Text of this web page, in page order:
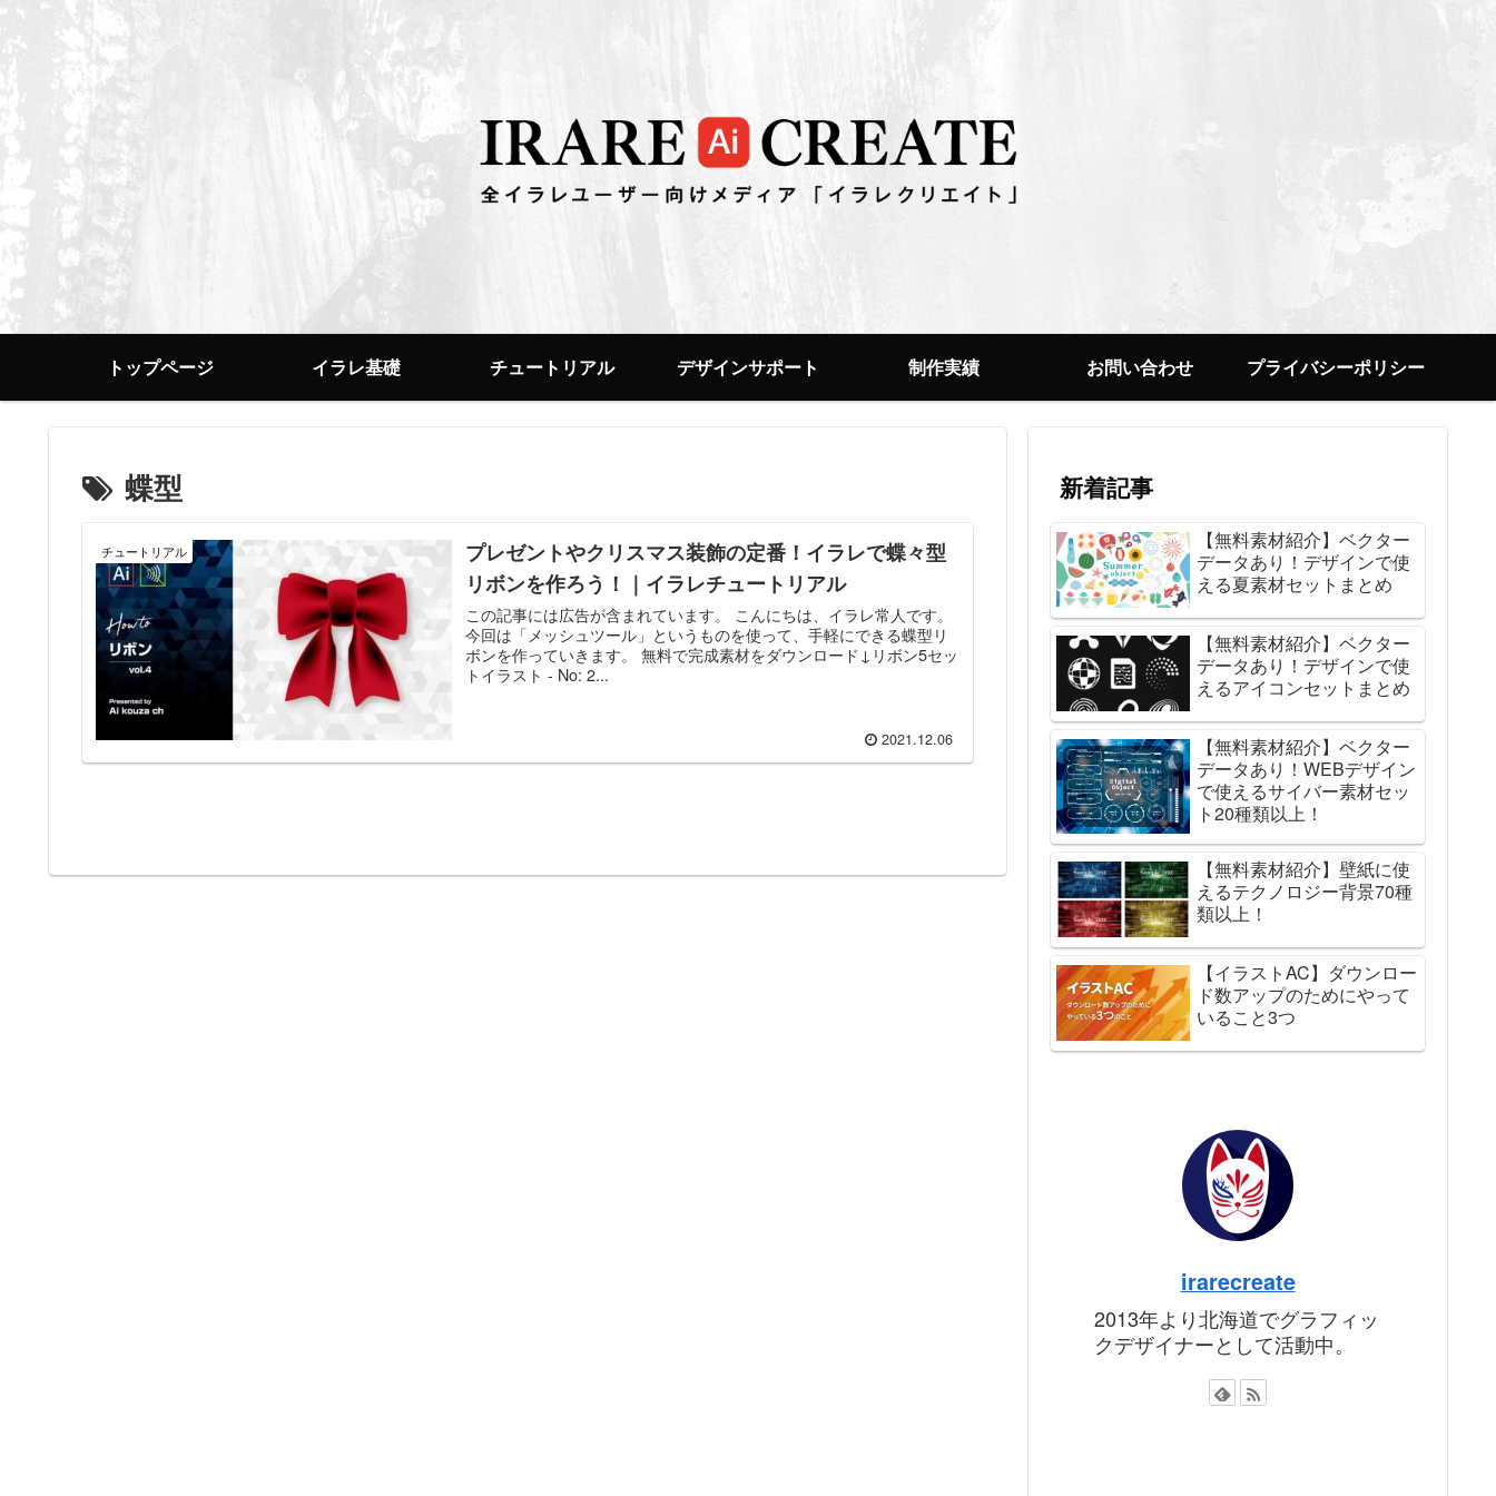
トップページ イラレ基礎 チュートリアル デザインサポート 制作実績 お問い合わせ プライバシーポリシー
蝶型
チュートリアル
プレゼントやクリスマス装飾の定番！イラレで蝶々型
リボンを作ろう！｜イラレチュートリアル
この記事には広告が含まれています。 こんにちは、イラレ常人です。
今回は「メッシュツール」というものを使って、手軽にできる蝶型リ
ボンを作っていきます。 無料で完成素材をダウンロード↓リボン5セッ
トイラスト - No: 2...
2021.12.06
新着記事
【無料素材紹介】ベクター
データあり！デザインで使
える夏素材セットまとめ
【無料素材紹介】ベクター
データあり！デザインで使
えるアイコンセットまとめ
【無料素材紹介】ベクター
データあり！WEBデザイン
で使えるサイバー素材セッ
ト20種類以上！
【無料素材紹介】壁紙に使
えるテクノロジー背景70種
類以上！
【イラストAC】ダウンロー
ド数アップのためにやって
いること3つ
irarecreate
2013年より北海道でグラフィッ
クデザイナーとして活動中。